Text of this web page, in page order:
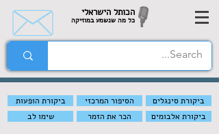
הכותל הישראלי
כל מה שנשמע במוזיקה
ביקורת הופעות הסיפור המרכזי
ביקורת סינגלים
שימו לב
הכר את הזמר ביקורת אלבומים